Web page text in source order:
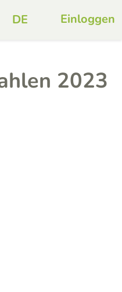
Einloggen
2023